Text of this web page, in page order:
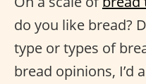
do you like bread?
type or types of
bread opinions, I’d